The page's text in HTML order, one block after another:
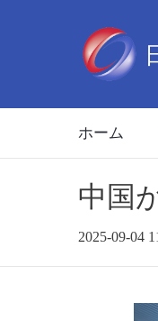
ホーム
中国
2025-09-04